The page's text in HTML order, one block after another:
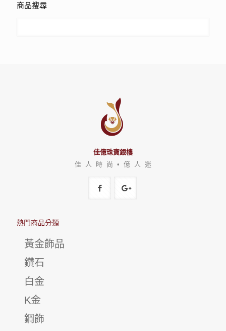
商品搜尋
佳億珠寶銀樓
佳 人 時 尚 • 億 人 迷
熱門商品分類
黃金飾品
鑽石
白金
K金
鋼飾